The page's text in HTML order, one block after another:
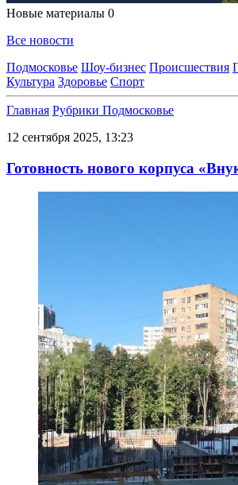
Новые материалы 0
Все новости
Подмосковье Шоу-бизнес Происшествия
Культура Здоровье Спорт
Главная Рубрики Подмосковье
12 сентября 2025, 13:23
Готовность нового корпуса